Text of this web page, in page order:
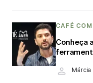
CAFÉ
Conheça
Márcia